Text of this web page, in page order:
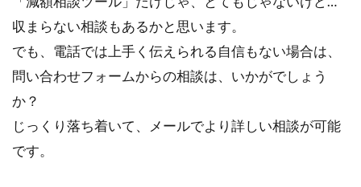
収まらない相談もあるかと思います。
でも、電話では上手く伝えられる自信もない場合は、
問い合わせフォームからの相談は、いかがでしょう
か？
じっくり落ち着いて、メールでより詳しい相談が可能
です。